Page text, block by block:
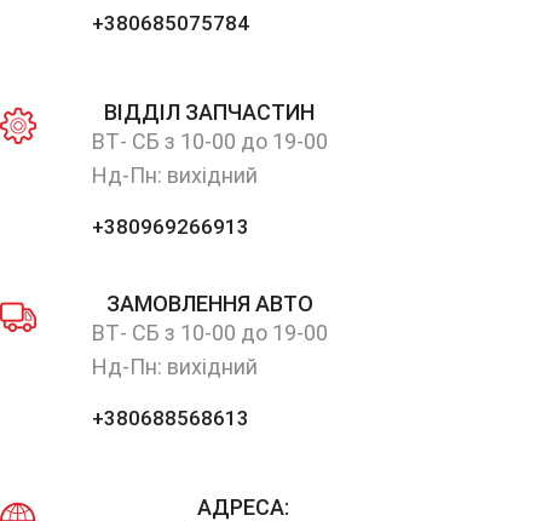
+380685075784
ВІДДІЛ ЗАПЧАСТИН
ВТ- СБ з 10-00 до 19-00
Нд-Пн: вихідний
+380969266913
ЗАМОВЛЕННЯ АВТО
ВТ- СБ з 10-00 до 19-00
Нд-Пн: вихідний
+380688568613
АДРЕСА: